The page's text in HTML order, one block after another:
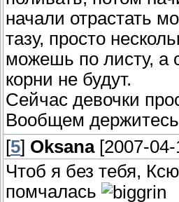
начали отрастать
тазу, просто
можешь по листу, а
корни не будут.
Сейчас девочки
Вообщем
[5] Oksana[2007-04-
Чтоб я без тебя,
помчалась